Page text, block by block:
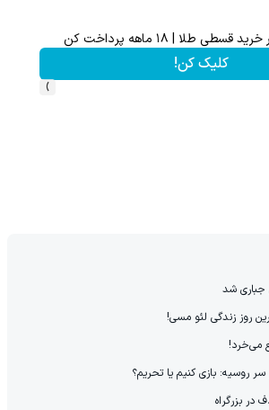
کلیک کن!
›
جباری شد
روز زندگی لئو مسی!
می‌خرد!
روسیه: بازی کنیم یا تحریم؟
در بزرگراه